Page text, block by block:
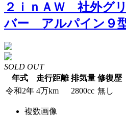
２ｉｎＡＷ 社外グ
バー アルパイン９
SOLD OUT
年式
走行距離 排気量 修復歴
令和2年 4万km 2800cc 無し
複数画像